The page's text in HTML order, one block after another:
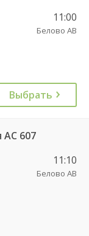
11:00
Белово АВ
Выбрать
607
11:10
Белово АВ